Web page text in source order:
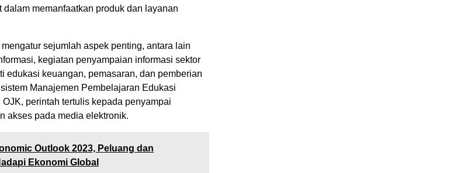
dalam memanfaatkan produk dan layanan
sejumlah aspek penting, antara lain
kegiatan penyampaian informasi sektor
edukasi keuangan, pemasaran, dan pemberian
Manajemen Pembelajaran Edukasi
perintah tertulis kepada penyampai
akses pada media elektronik.
Outlook 2023, Peluang dan
Ekonomi Global